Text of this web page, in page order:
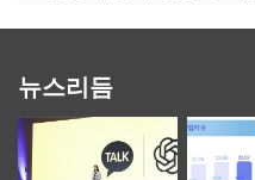
뉴스리듬